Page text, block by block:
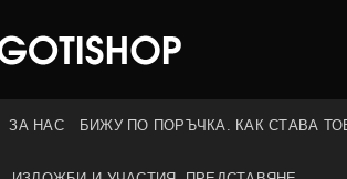
ЗА НАС БИЖУ ПО ПОРЪЧКА. КАК СТАВА